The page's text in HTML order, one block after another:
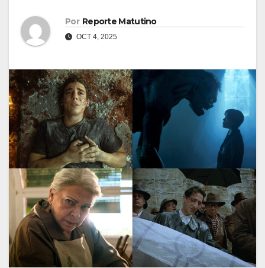
Por Reporte Matutino
OCT 4, 2025